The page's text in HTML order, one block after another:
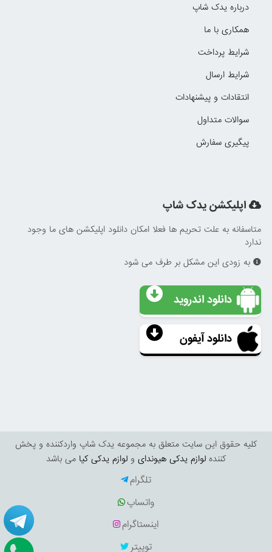
درباره یدک شاپ
همکاری با ما
شرایط پرداخت
شرایط ارسال
انتقادات و پیشنهادات
سوالات متداول
پیگیری سفارش
اپلیکشن یدک شاپ
متاسفانه به علت تحریم ها فعلا امکان دانلود اپلیکشن های ما وجود
ندارد
به زودی این مشکل بر طرف می شود
دانلود اندروید
دانلود آیفون
کليه حقوق اين سايت متعلق به مجموعه یدک شاپ واردکننده و پخش
کننده لوازم یدکی هیوندای و لوازم یدکی کیا می باشد
تلگرام
واتساپ
اینستاگرام
توییتر